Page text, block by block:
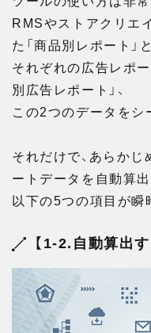
RMSやストアクリエ
た「商品別レポート」と
それぞれの広告レポ
別広告レポート」、
この2つのデータをシ
それだけで、あらか
ートデータを自動算出
以下の5つの項目が瞬
【1-2.自動算出す